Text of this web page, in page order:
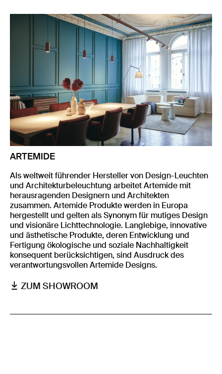
ARTEMIDE
Als weltweit führender Hersteller von Design-Leuchten
und Architekturbeleuchtung arbeitet Artemide mit
herausragenden Designern und Architekten
zusammen. Artemide Produkte werden in Europa
hergestellt und gelten als Synonym für mutiges Design
und visionäre Lichttechnologie. Langlebige, innovative
und ästhetische Produkte, deren Entwicklung und
Fertigung ökologische und soziale Nachhaltigkeit
konsequent berücksichtigen, sind Ausdruck des
verantwortungsvollen Artemide Designs.
ZUM SHOWROOM